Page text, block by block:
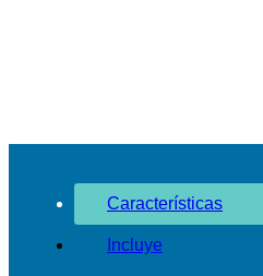
Características
Incluye